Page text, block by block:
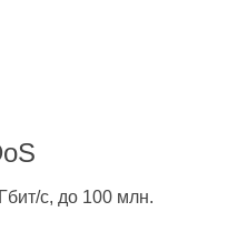
с, до 100 млн.